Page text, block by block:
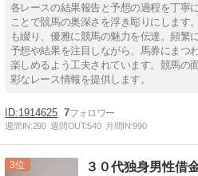
各レースの結果報告と予想の過程を丁寧
ことで競馬の奥深さを浮き彫りにします
も綴り、優雅に競馬の魅力を伝達。頻繁
予想や結果を注目しながら、馬券にまつ
楽しめるよう工夫されています。競馬の
彩なレース情報を提供します。
1914625 7
週間IN:290 週間OUT:540 月間IN:990
3